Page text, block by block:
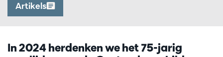
Artikels
In 2024 herdenken we het 75-jarig